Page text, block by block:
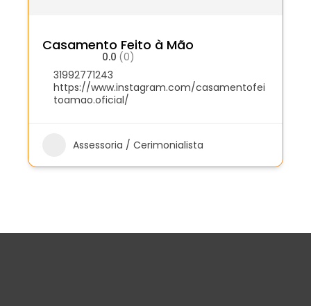
Casamento Feito à Mão
0.0 (0)
31992771243
https://www.instagram.com/casamentofei
toamao.oficial/
Assessoria / Cerimonialista